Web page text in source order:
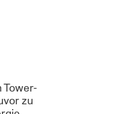
Tower-
zu